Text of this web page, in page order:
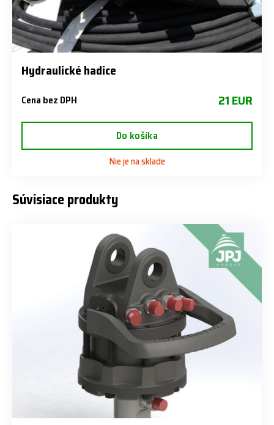
Hydraulické hadice
Cena bez DPH 21 EUR
Do košíka
Nie je na sklade
Súvisiace produkty